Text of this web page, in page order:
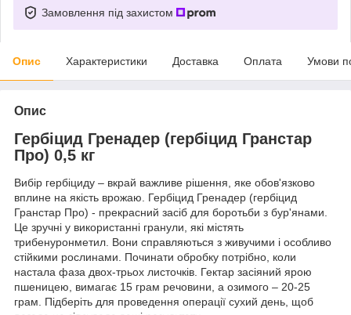
Замовлення під захистом
Опис Характеристики Доставка Оплата Умови
Опис
Гербіцид Гренадер (гербіцид Гранстар
Про) 0,5 кг
Вибір гербіциду – вкрай важливе рішення, яке обов'язково
вплине на якість врожаю. Гербіцид Гренадер (гербіцид
Гранстар Про) - прекрасний засіб для боротьби з бур'янами.
Це зручні у використанні гранули, які містять
трибенуронметил. Вони справляються з живучими і особливо
стійкими рослинами. Починати обробку потрібно, коли
настала фаза двох-трьох листочків. Гектар засіяний ярою
пшеницею, вимагає 15 грам речовини, а озимого – 20-25
грам. Підберіть для проведення операції сухий день, щоб